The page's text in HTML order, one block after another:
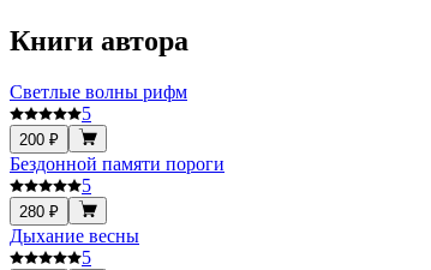
Книги автора
Светлые волны рифм
5
200 ₽
Бездонной памяти пороги
5
280 ₽
Дыхание весны
5